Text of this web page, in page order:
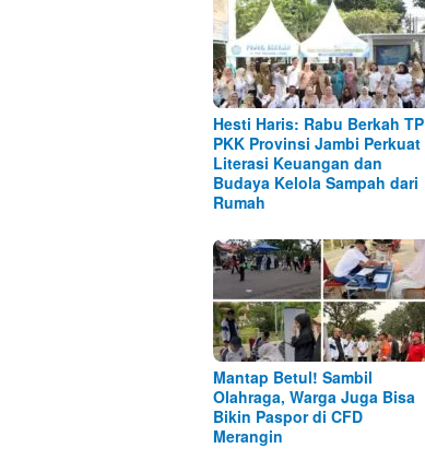
Hesti Haris: Rabu Berkah TP
PKK Provinsi Jambi Perkuat
Literasi Keuangan dan
Budaya Kelola Sampah dari
Rumah
Mantap Betul! Sambil
Olahraga, Warga Juga Bisa
Bikin Paspor di CFD
Merangin